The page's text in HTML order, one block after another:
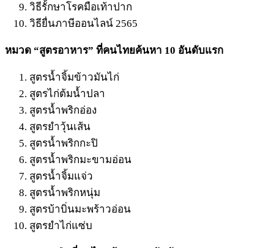
วิธีรั้กษาโรคมือเท้าปาก
วิธียื่นภาษีออนไลน์ 2565
หมวด “สูตรอาหาร” ที่คนไทยค้นหา 10 อันดับแรก
สูตรน้ำจิ้มข้าวมันไก่
สูตรไก่ต้มน้ำปลา
สูตรน้ำพริกอ่อง
สูตรยำวุ้นเส้น
สูตรน้ำพริกกะปิ
สูตรน้ำพริกมะขามอ่อน
สูตรน้ำจิ้มแจ่ว
สูตรน้ำพริกหนุ่ม
สูตรบ้าบิ่นมะพร้าวอ่อน
สูตรยำไก่แซ่บ